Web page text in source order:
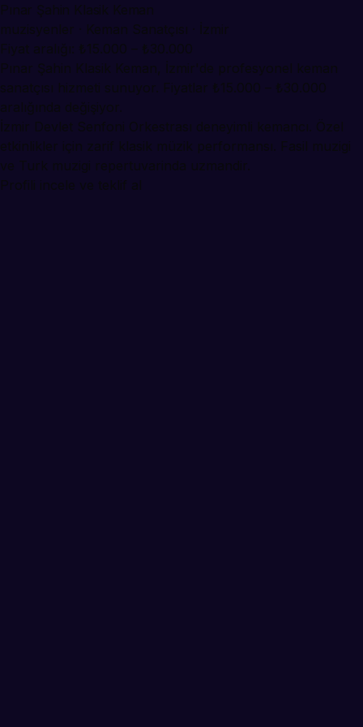
Pınar Şahin Klasik Keman
muzisyenler · Keman Sanatçısı · İzmir
Fiyat aralığı: ₺15.000 – ₺30.000
Pınar Şahin Klasik Keman, İzmir'de profesyonel keman
sanatçısı hizmeti sunuyor. Fiyatlar ₺15.000 – ₺30.000
aralığında değişiyor.
İzmir Devlet Senfoni Orkestrası deneyimli kemancı. Özel
etkinlikler için zarif klasik müzik performansı. Fasil muzigi
ve Turk muzigi repertuvarinda uzmandir.
Profili incele ve teklif al